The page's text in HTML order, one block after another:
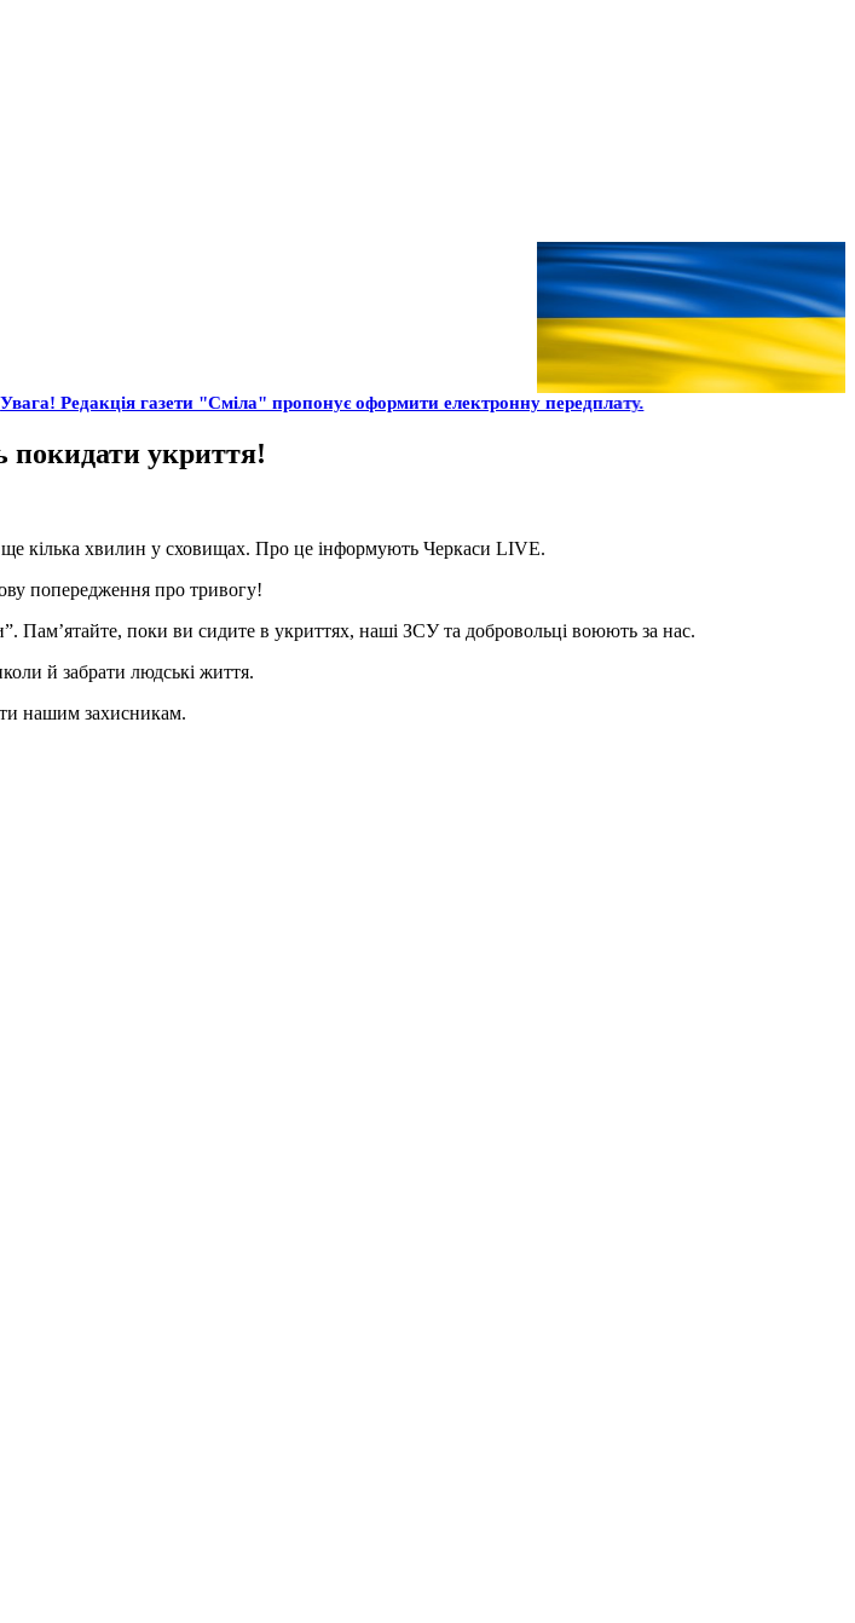
Редакція газети "Сміла" пропонує оформити електронну передплату.
покидати укриття!
ще кілька хвилин у сховищах. Про це інформують Черкаси LIVE.
попередження про тривогу!
Пам’ятайте, поки ви сидите в укриттях, наші ЗСУ та добровольці воюють за нас.
й забрати людські життя.
нашим захисникам.